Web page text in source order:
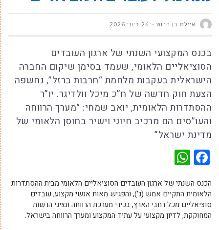
איילת בן הרוש 24 ביוני 2026
בכנס המקצועי השנתי של ארגון העובדים
הסוציאליים הלאומי, שעמד בסימן שיקום החברה
הישראלית בעקבות מלחמת “חרבות ברזל”, נחשפה
הצעת חוק חדשה של ח”כ מיכל וולדיגר. יו”ר
ההסתדרות הלאומית, יואב שמחי: “מערך הרווחה
והעו”סים הם מרכיב חיוני וישיר בחוסן הלאומי של
מדינת ישראל”
Facebook
הכנס השנתי של ארגון העובדים הסוציאליים הלאומי מבית ההסתדרות
הלאומית התקיים אמש (ג’), והפגיש מאות אנשי מקצוע, עובדים
סוציאליים מכל רחבי הארץ, בכירי מערכת הרווחה ונציגי הרשות
המחוקקת, לדיון מקצועי על עתיד המקצוע ומערך הרווחה בישראל.